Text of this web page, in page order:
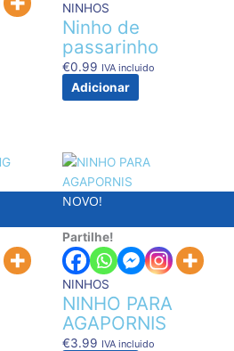
NINHOS
Ninho de
passarinho
€0.99 IVA incluido
Adicionar
NOVO!
Partilhe!
NINHOS
NINHO PARA
AGAPORNIS
€3.99 IVA incluido